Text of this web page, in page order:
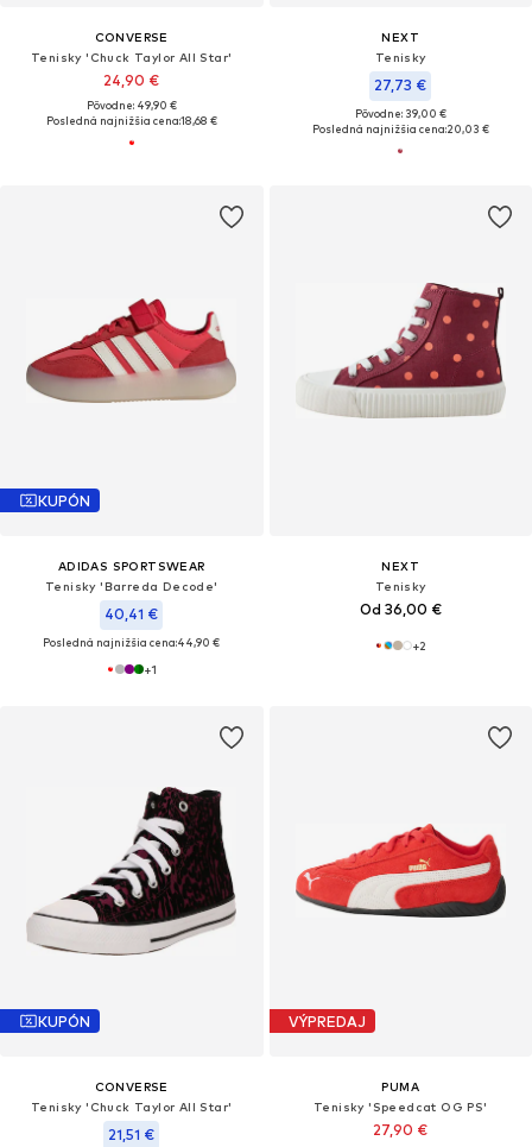
CONVERSE
Tenisky 'Chuck Taylor All Star'
24,90 €
Pôvodne: 49,90 €
Posledná najnižšia cena:18,68 €
NEXT
Tenisky
27,73 €
Pôvodne: 39,00 €
Posledná najnižšia cena:20,03 €
KUPÓN
ADIDAS SPORTSWEAR
Tenisky 'Barreda Decode'
40,41 €
Posledná najnižšia cena:44,90 €
+1
NEXT
Tenisky
Od 36,00 €
+2
KUPÓN
CONVERSE
Tenisky 'Chuck Taylor All Star'
21,51 €
VÝPREDAJ
PUMA
Tenisky 'Speedcat OG PS'
27,90 €